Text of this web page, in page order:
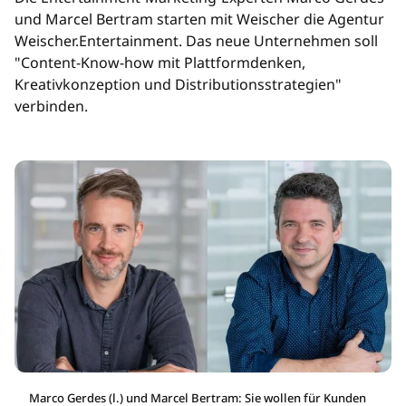
und Marcel Bertram starten mit Weischer die Agentur
Weischer.Entertainment. Das neue Unternehmen soll
"Content-Know-how mit Plattformdenken,
Kreativkonzeption und Distributionsstrategien"
verbinden.
Marco Gerdes (l.) und Marcel Bertram: Sie wollen für Kunden